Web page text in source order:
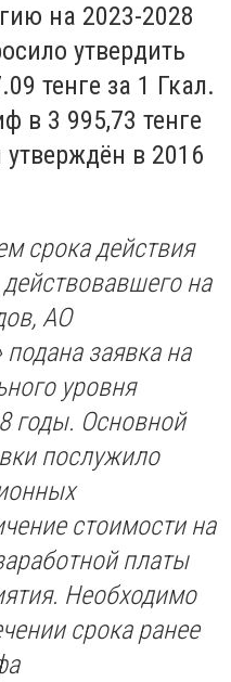
на 2023-2028
утвердить
тенге за 1 Гкал.
в 3 995,73 тенге
в 2016
срока действия
на
АО
заявка на
уровня
годы. Основной
послужило
стоимости на
платы
Необходимо
срока ранее